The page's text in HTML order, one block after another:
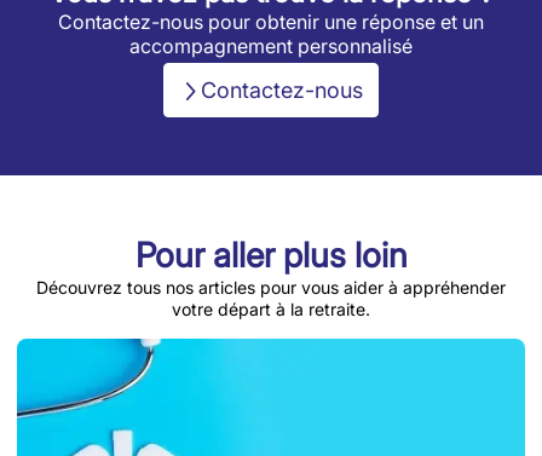
Contactez-nous pour obtenir une réponse et un
accompagnement personnalisé
Contactez-nous
Pour aller plus loin
Découvrez tous nos articles pour vous aider à appréhender
votre départ à la retraite.